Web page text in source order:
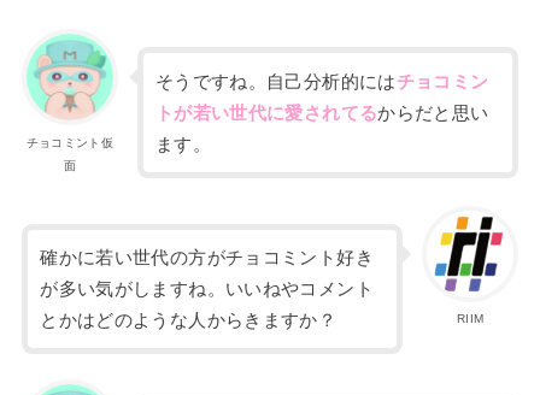
チョコミント仮
面
そうですね。 自己分析的にはチョコミン
トが若い世代に愛されてるからだと思い
ます。
RIIM
確かに若い世代の方がチョコミント好き
が多い気がしますね。いいねやコメント
とかはどのような人からきますか？